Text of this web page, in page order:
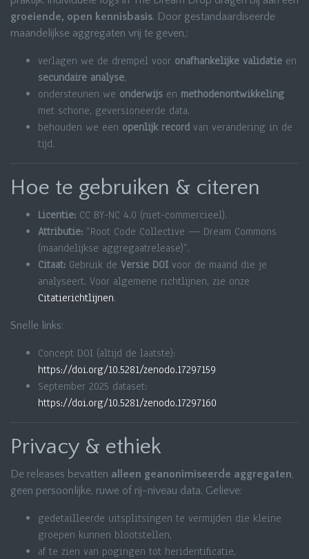
groeiende, open kennisbasis. Door gestandaardiseerde
maandelijkse aggregaten vrij te geven,:
verlagen we de drempel voor onafhankelijke validatie en
secundaire analyse,
ondersteunen we onderwijs en methodenontwikkeling
met schone, geversioneerde data,
behouden we een openlijk record van verandering in de
tijd.
Hoe te gebruiken & citeren
Licentie: CC BY-NC 4.0 (niet-commercieel).
Attributie: “Root Code Collective — Dream Commons
(maandelijkse aggregaatrelease)”.
Citaat: Gebruik de Versie DOI voor de maand die je
analyseert. Voor algemene richtlijnen, zie onze
Citatierichtlijnen.
Snelle links:
Concept DOI (altijd de laatste):
https://doi.org/10.5281/zenodo.17297159
September 2025 dataset:
https://doi.org/10.5281/zenodo.17297160
Privacy & ethiek
De releases bevatten alleen geanonimiseerde aggregaten,
geen persoonlijke, ruwe of rij-niveau data. Gelieve:
gedetailleerde uitsplitsingen te vermijden die kleine
groepen kunnen blootstellen,
af te zien van pogingen tot heridentificatie,